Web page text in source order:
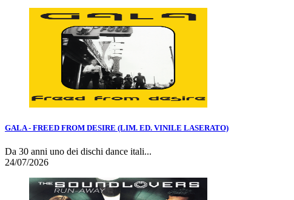
GALA - FREED FROM DESIRE (LIM. ED. VINILE LASERATO)
Da 30 anni uno dei dischi dance itali...
24/07/2026